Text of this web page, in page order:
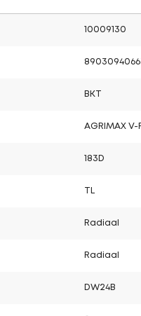
10009130
BKT
AGRIMAX V-
183D
Radiaal
Radiaal
DW24B